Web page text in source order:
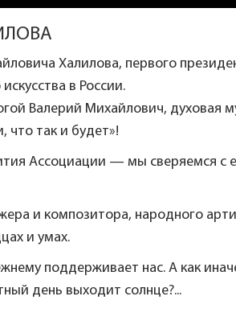
Халилова, первого
в России.
Валерий Михайлович, духовая
что так и будет»!
Ассоциации — мы сверяемся с
и композитора, народного
и умах.
поддерживает нас. А как
день выходит солнце?...